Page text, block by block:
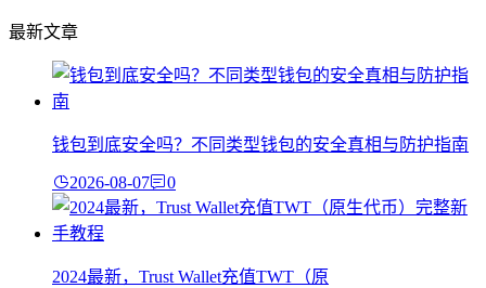
最新文章
钱包到底安全吗？不同类型钱包的安全真相与防护指南
2026-08-07 0
2024最新，Trust Wallet充值TWT（原